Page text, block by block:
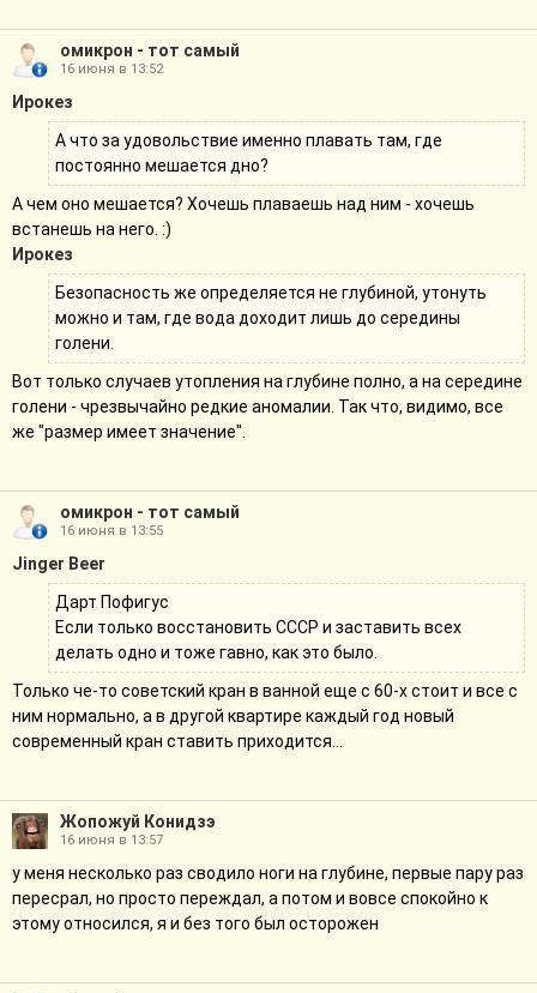
омикрон - тот самый
16 июня в 13:52
Ирокез
А что за удовольствие именно плавать там, где
постоянно мешается дно?
А чем оно мешается? Хочешь плаваешь над ним - хочешь
встанешь на него. :)
Ирокез
Безопасность же определяется не глубиной, утонуть
можно и там, где вода доходит лишь до середины
голени.
Вот только случаев утопления на глубине полно, а на середине
голени - чрезвычайно редкие аномалии. Так что, видимо, все
же "размер имеет значение".
омикрон - тот самый
16 июня в 13:55
Jinger Beer
Дарт Пофигус
Если только восстановить СССР и заставить всех
делать одно и тоже гавно, как это было.
Только че-то советский кран в ванной еще с 60-х стоит и все с
ним нормально, а в другой квартире каждый год новый
современный кран ставить приходится...
Жопожуй Конидзэ
16 июня в 13:57
у меня несколько раз сводило ноги на глубине, первые пару раз
пересрал, но просто переждал, а потом и вовсе спокойно к
этому относился, я и без того был осторожен